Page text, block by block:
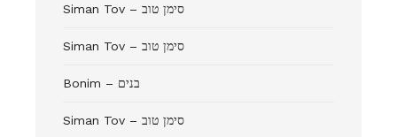
Siman Tov – סימן טוב
Siman Tov – סימן טוב
Bonim – בנים
Siman Tov – סימן טוב